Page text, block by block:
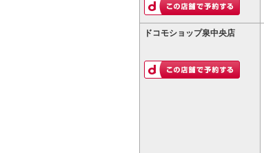
ドコモショップ泉中央店